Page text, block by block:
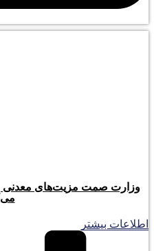
وزارت صمت مزیت‌های معدنی
اطلاعات بیشتر